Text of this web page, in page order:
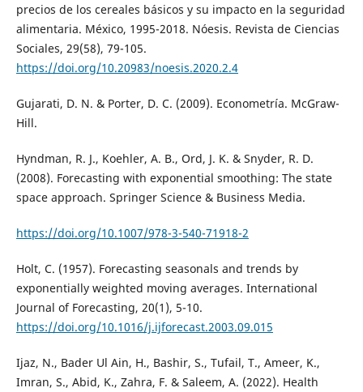
precios de los cereales básicos y su impacto en la seguridad
alimentaria. México, 1995-2018. Nóesis. Revista de Ciencias
Sociales, 29(58), 79-105.
https://doi.org/10.20983/noesis.2020.2.4
Gujarati, D. N. & Porter, D. C. (2009). Econometría. McGraw-
Hill.
Hyndman, R. J., Koehler, A. B., Ord, J. K. & Snyder, R. D.
(2008). Forecasting with exponential smoothing: The state
space approach. Springer Science & Business Media.
https://doi.org/10.1007/978-3-540-71918-2
Holt, C. (1957). Forecasting seasonals and trends by
exponentially weighted moving averages. International
Journal of Forecasting, 20(1), 5-10.
https://doi.org/10.1016/j.ijforecast.2003.09.015
Ijaz, N., Bader Ul Ain, H., Bashir, S., Tufail, T., Ameer, K.,
Imran, S., Abid, K., Zahra, F. & Saleem, A. (2022). Health